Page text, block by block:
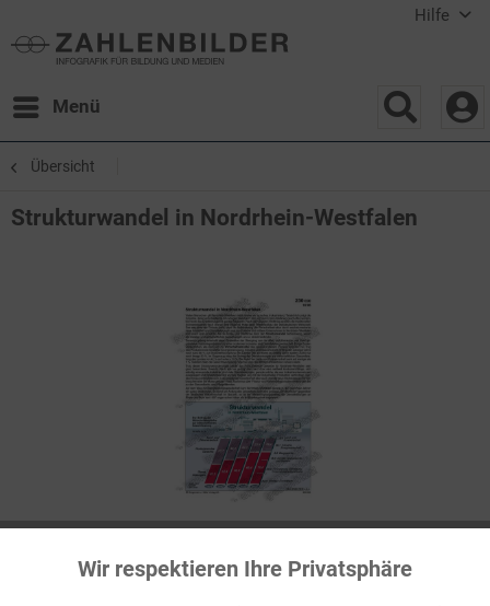
Hilfe
Menü
Übersicht
Strukturwandel in Nordrhein-Westfalen
Funktionale Aktiv
Wir respektieren Ihre Privatsphäre